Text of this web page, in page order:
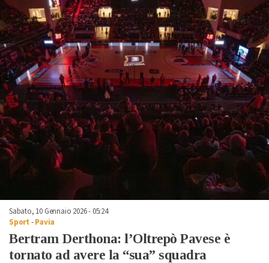
Sabato, 10 Gennaio 2026 - 05:24
Sport -Pavia
Bertram Derthona: l’Oltrepò Pavese è
tornato ad avere la “sua” squadra